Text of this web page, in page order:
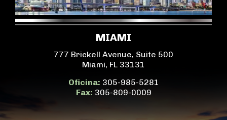
MIAMI
777 Brickell Avenue, Suite 500
Miami, FL 33131
Oficina: 305-985-5281
Fax: 305-809-0009